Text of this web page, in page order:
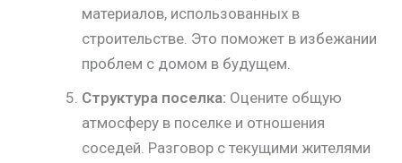
материалов, использованных в
строительстве. Это поможет в избежании
проблем с домом в будущем.
Структура поселка: Оцените общую
атмосферу в поселке и отношения
соседей. Разговор с текущими жителями